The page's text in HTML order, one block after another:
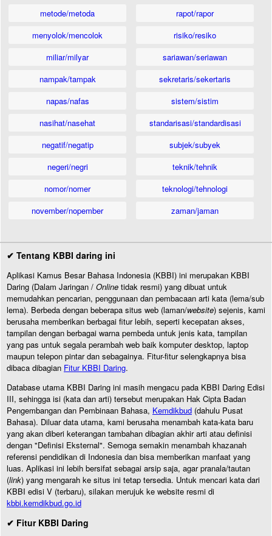
metode/metoda
menyolok/mencolok
miliar/milyar
nampak/tampak
napas/nafas
nasihat/nasehat
negatif/negatip
negeri/negri
nomor/nomer
november/nopember
rapot/rapor
risiko/resiko
sariawan/seriawan
sekretaris/sekertaris
sistem/sistim
standarisasi/standardisasi
subjek/subyek
teknik/tehnik
teknologi/tehnologi
zaman/jaman
✔ Tentang KBBI daring ini
Aplikasi Kamus Besar Bahasa Indonesia (KBBI) ini merupakan KBBI
Daring (Dalam Jaringan / Online tidak resmi) yang dibuat untuk
memudahkan pencarian, penggunaan dan pembacaan arti kata (lema/sub
lema). Berbeda dengan beberapa situs web (laman/website) sejenis, kami
berusaha memberikan berbagai fitur lebih, seperti kecepatan akses,
tampilan dengan berbagai warna pembeda untuk jenis kata, tampilan
yang pas untuk segala perambah web baik komputer desktop, laptop
maupun telepon pintar dan sebagainya. Fitur-fitur selengkapnya bisa
dibaca dibagian Fitur KBBI Daring.
Database utama KBBI Daring ini masih mengacu pada KBBI Daring Edisi
III, sehingga isi (kata dan arti) tersebut merupakan Hak Cipta Badan
Pengembangan dan Pembinaan Bahasa, Kemdikbud (dahulu Pusat
Bahasa). Diluar data utama, kami berusaha menambah kata-kata baru
yang akan diberi keterangan tambahan dibagian akhir arti atau definisi
dengan "Definisi Eksternal". Semoga semakin menambah khazanah
referensi pendidikan di Indonesia dan bisa memberikan manfaat yang
luas. Aplikasi ini lebih bersifat sebagai arsip saja, agar pranala/tautan
(link) yang mengarah ke situs ini tetap tersedia. Untuk mencari kata dari
KBBI edisi V (terbaru), silakan merujuk ke website resmi di
kbbi.kemdikbud.go.id
✔ Fitur KBBI Daring